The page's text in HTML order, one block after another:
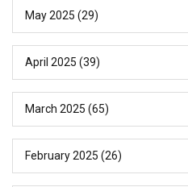
May 2025 (29)
April 2025 (39)
March 2025 (65)
February 2025 (26)